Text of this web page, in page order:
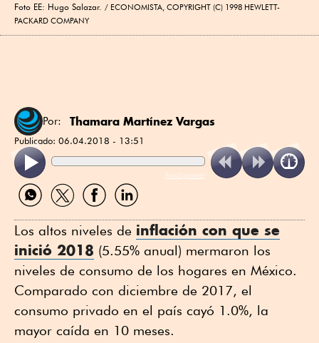
Foto EE: Hugo Salazar.
ECONOMISTA, COPYRIGHT (C) 1998 HEWLETT-
PACKARD COMPANY
Por: Thamara Martínez Vargas
Publicado: 06.04.2018 - 13:51
ReadSpeaker
Compartir
por
Compartir
por
Compartir
por
Compartir
por
Los altos niveles de inflación con que se
inició 2018 (5.55% anual) mermaron los
niveles de consumo de los hogares en México.
Comparado con diciembre de 2017, el
consumo privado en el país cayó 1.0%, la
mayor caída en 10 meses.